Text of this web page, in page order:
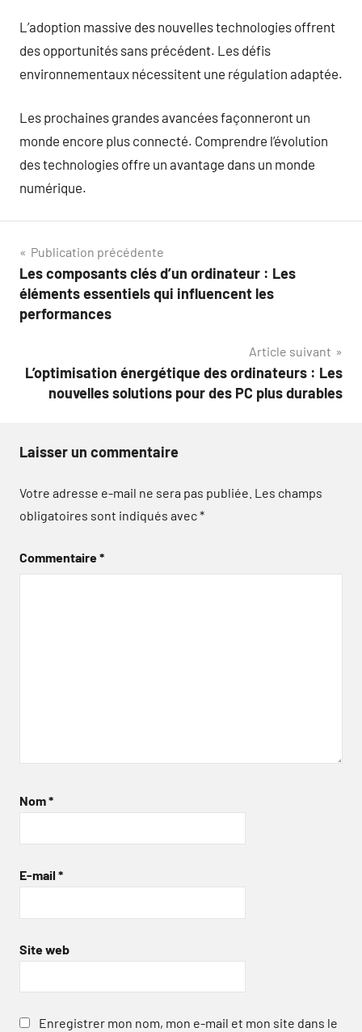
L’adoption massive des nouvelles technologies offrent
des opportunités sans précédent. Les défis
environnementaux nécessitent une régulation adaptée.
Les prochaines grandes avancées façonneront un
monde encore plus connecté. Comprendre l’évolution
des technologies offre un avantage dans un monde
numérique.
Navigation
de
l’article
Publication précédente
Les composants clés d’un ordinateur : Les
éléments essentiels qui influencent les
performances
Article suivant
L’optimisation énergétique des ordinateurs : Les
nouvelles solutions pour des PC plus durables
Laisser un commentaire
Votre adresse e-mail ne sera pas publiée. Les champs
obligatoires sont indiqués avec*
Commentaire*
Nom*
E-mail *
Site web
Enregistrer mon nom, mon e-mail et mon site dans le